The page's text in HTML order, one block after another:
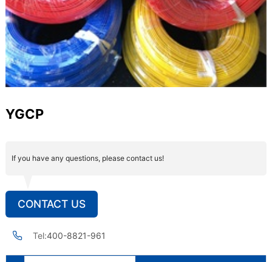
YGCP
If you have any questions, please contact us!
CONTACT US
Tel:400-8821-961